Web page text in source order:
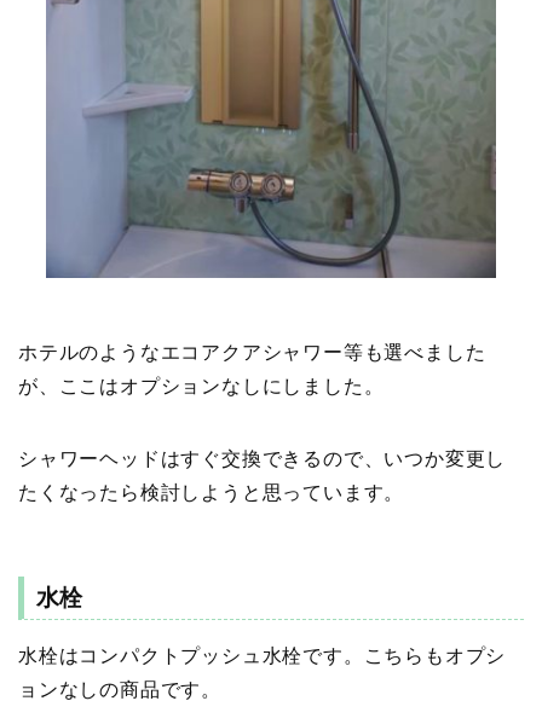
ホテルのようなエコアクアシャワー等 も選べました
が、ここはオプションなしにしました。
シャワーヘッドはすぐ交換できるので、いつか変更し
たくなったら検討しようと思っています。
水栓
水栓はコンパクトプッシュ水栓です。こちらもオプシ
ョンなしの商品です。